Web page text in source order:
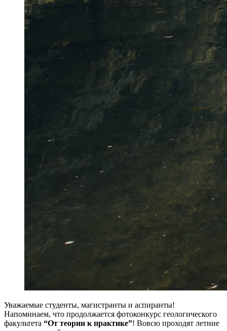
Уважаемые студенты, магистранты и аспиранты!
Напоминаем, что продолжается фотоконкурс геологического
факультета “От теории к практике”! Вовсю проходят летние